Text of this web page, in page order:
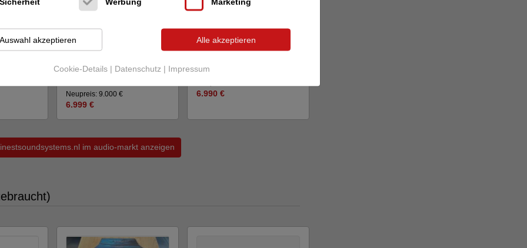
AMP
Ortofon
Diamond NEW from
stock!
Neupreis: 9.000 €
6.999 €
DS AudioMaster3 optical
cartridge NEW fr...
Tonabnehmer
6.990 €
im audio-markt anzeigen
Cookie-Details | Datenschutz | Impressum
Auswahl akzeptieren Alle akzeptieren